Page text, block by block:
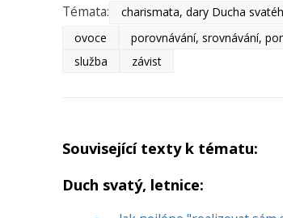
Témata: charismata, dary Ducha
ovoce
porovnávání, srovnávání,
služba
závist
Související texty k tématu:
Duch svatý, letnice: